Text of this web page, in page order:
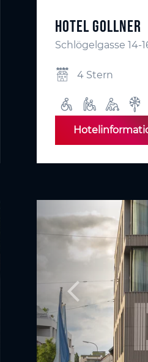
Hotel Gollner
Schlögelgasse 14-
4 Stern